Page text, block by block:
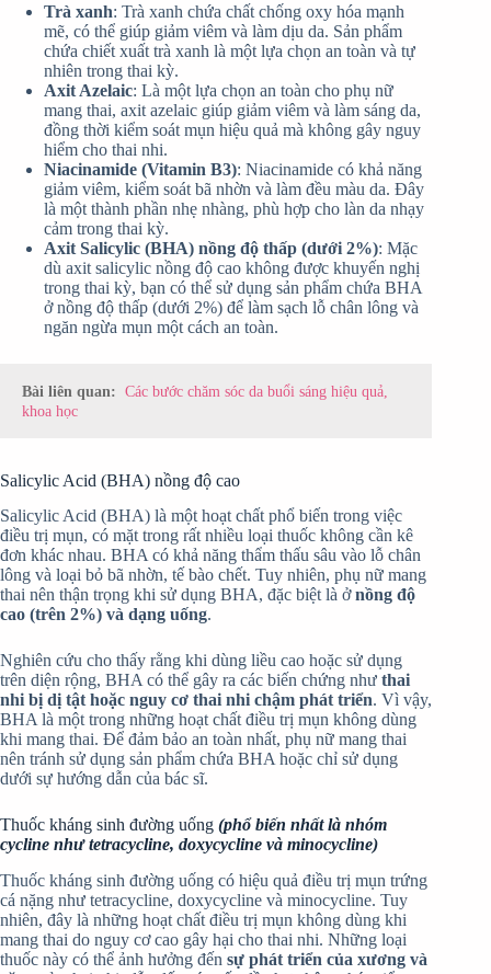
Trà xanh: Trà xanh chứa chất chống oxy hóa mạnh
mẽ, có thể giúp giảm viêm và làm dịu da. Sản phẩm
chứa chiết xuất trà xanh là một lựa chọn an toàn và tự
nhiên trong thai kỳ.
Axit Azelaic: Là một lựa chọn an toàn cho phụ nữ
mang thai, axit azelaic giúp giảm viêm và làm sáng da,
đồng thời kiểm soát mụn hiệu quả mà không gây nguy
hiểm cho thai nhi.
Niacinamide (Vitamin B3): Niacinamide có khả năng
giảm viêm, kiểm soát bã nhờn và làm đều màu da. Đây
là một thành phần nhẹ nhàng, phù hợp cho làn da nhạy
cảm trong thai kỳ.
Axit Salicylic (BHA) nồng độ thấp (dưới 2%): Mặc
dù axit salicylic nồng độ cao không được khuyến nghị
trong thai kỳ, bạn có thể sử dụng sản phẩm chứa BHA
ở nồng độ thấp (dưới 2%) để làm sạch lỗ chân lông và
ngăn ngừa mụn một cách an toàn.
Bài liên quan: Các bước chăm sóc da buổi sáng hiệu quả,
khoa học
Salicylic Acid (BHA) nồng độ cao
Salicylic Acid (BHA) là một hoạt chất phổ biến trong việc
điều trị mụn, có mặt trong rất nhiều loại thuốc không cần kê
đơn khác nhau. BHA có khả năng thẩm thấu sâu vào lỗ chân
lông và loại bỏ bã nhờn, tế bào chết. Tuy nhiên, phụ nữ mang
thai nên thận trọng khi sử dụng BHA, đặc biệt là ởnồng độ
cao (trên 2%) và dạng uống.
Nghiên cứu cho thấy rằng khi dùng liều cao hoặc sử dụng
trên diện rộng, BHA có thể gây ra các biến chứng như thai
nhi bị dị tật hoặc nguy cơ thai nhi chậm phát triển. Vì vậy,
BHA là một trong những hoạt chất điều trị mụn không dùng
khi mang thai. Để đảm bảo an toàn nhất, phụ nữ mang thai
nên tránh sử dụng sản phẩm chứa BHA hoặc chỉ sử dụng
dưới sự hướng dẫn của bác sĩ.
Thuốc kháng sinh đường uống (phổ biến nhất là nhóm
cycline như tetracycline, doxycycline và minocycline)
Thuốc kháng sinh đường uống có hiệu quả điều trị mụn trứng
cá nặng như tetracycline, doxycycline và minocycline. Tuy
nhiên, đây là những hoạt chất điều trị mụn không dùng khi
mang thai do nguy cơ cao gây hại cho thai nhi. Những loại
thuốc này có thể ảnh hưởng đến sự phát triển của xương và